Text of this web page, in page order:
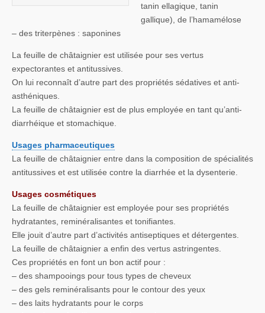
tanin ellagique, tanin
gallique), de l’hamamélose
– des triterpènes : saponines
La feuille de châtaignier est utilisée pour ses vertus
expectorantes et antitussives.
On lui reconnaît d’autre part des propriétés sédatives et anti-
asthéniques.
La feuille de châtaignier est de plus employée en tant qu’anti-
diarrhéique et stomachique.
Usages pharmaceutiques
La feuille de châtaignier entre dans la composition de spécialités
antitussives et est utilisée contre la diarrhée et la dysenterie.
Usages cosmétiques
La feuille de châtaignier est employée pour ses propriétés
hydratantes, reminéralisantes et tonifiantes.
Elle jouit d’autre part d’activités antiseptiques et détergentes.
La feuille de châtaignier a enfin des vertus astringentes.
Ces propriétés en font un bon actif pour :
– des shampooings pour tous types de cheveux
– des gels reminéralisants pour le contour des yeux
– des laits hydratants pour le corps